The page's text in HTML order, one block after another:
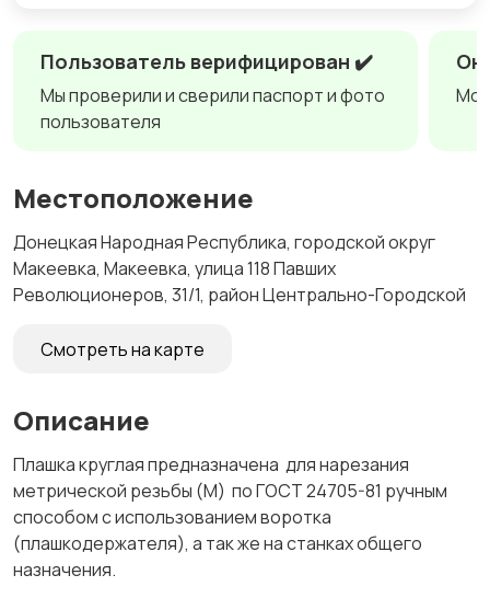
Пользователь верифицирован ✔️
Мы проверили и сверили паспорт и фото
пользователя
Местоположение
Донецкая Народная Республика, городской округ
Макеевка, Макеевка, улица 118 Павших
Революционеров, 31/1, район Центрально-Городской
Смотреть на карте
Описание
Плашка круглая предназначена для нарезания
метрической резьбы (М) по ГОСТ 24705-81 ручным
способом с использованием воротка
(плашкодержателя), а так же на станках общего
назначения.